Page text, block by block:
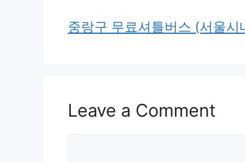
중랑구 무료셔틀버스 (서울시
Leave a Comment